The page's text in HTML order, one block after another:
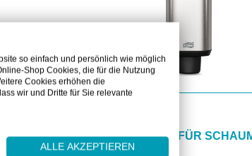
FÜR
TORK SPENDER FÜR
S4
so einfach und persönlich wie möglich
Shop Cookies, die für die Nutzung
Cookies erhöhen die
wir und Dritte für Sie relevante
ALLE AKZEPTIEREN